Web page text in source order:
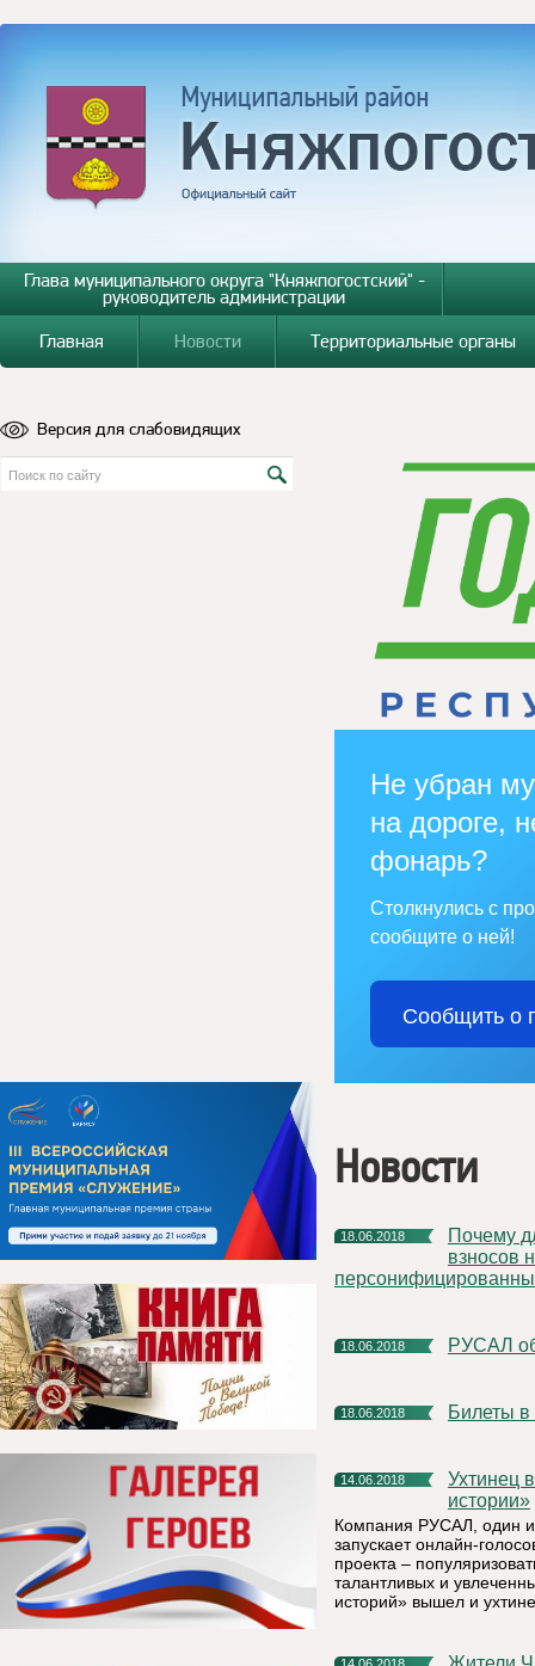
Глава муниципального округа "Княжпогостский" -
руководитель администрации
Главная
Новости Территориальные органы
Версия для слабовидящих
Не убран
на дороге,
фонарь?
Столкнулись с
сообщите о ней!
Сообщить о
Новости
18.06.2018
Почему длительное время не поступали квитанции на уплату
взносов
18.06.2018 РУСАЛ
18.06.2018 Билеты
14.06.2018
Ухтинец вышел в финал телепроекта РУСАЛа «Настоящие
истории»
Компания РУСАЛ, один
запускает онлайн-
проекта –
талантливых и
историй» вышел и